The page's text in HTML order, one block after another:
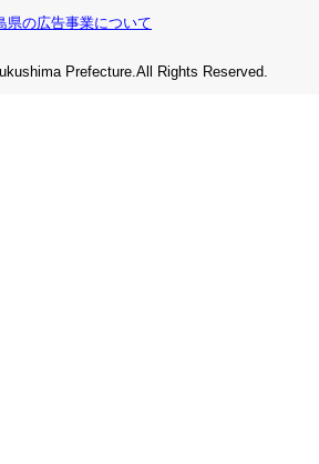
県の広告事業について
Prefecture.All Rights Reserved.